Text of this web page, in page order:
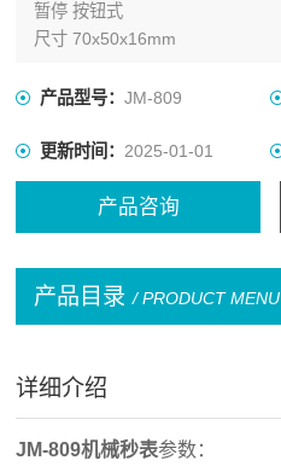
暂停 按钮式
尺寸 70x50x16mm
产品型号：JM-809
更新时间：2025-01-01
产品咨询
产品目录 / PRODUCT MENU
详细介绍
JM-809机械秒表参数：